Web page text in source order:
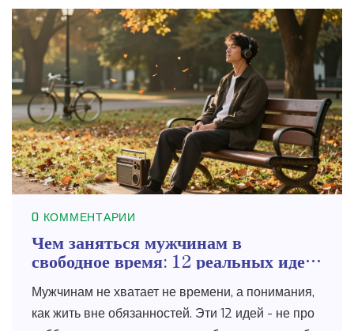
0 КОММЕНТАРИИ
Чем заняться мужчинам в
свободное время: 12 реальных идей
Мужчинам не хватает не времени, а понимания,
как жить вне обязанностей. Эти 12 идей - не про